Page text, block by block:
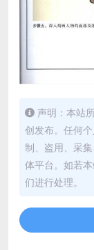
声明：本站
创发布。任何
制、盗用、采
体平台。如若
们进行处理。